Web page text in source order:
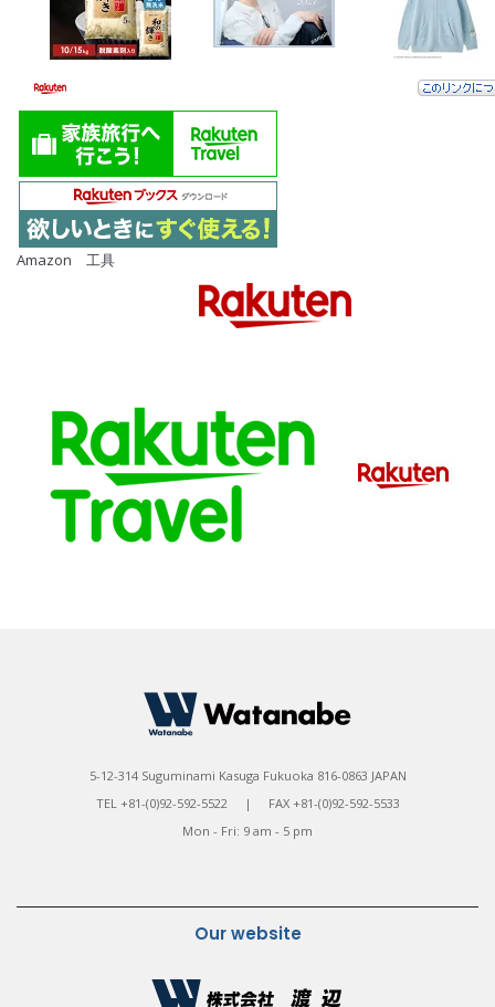
Amazon 工具
5-12-314 Suguminami Kasuga Fukuoka 816-0863 JAPAN
TEL +81-(0)92-592-5522 | FAX +81-(0)92-592-5533
Mon - Fri: 9 am - 5 pm
Our website